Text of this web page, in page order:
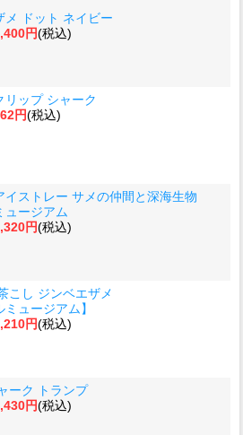
メ ドット ネイビー
円(税込)
リップ シャーク
円(税込)
イストレー サメの仲間と深海生物
ュージアム
円(税込)
こし ジンベエザメ
ミュージアム】
円(税込)
ーク トランプ
円(税込)